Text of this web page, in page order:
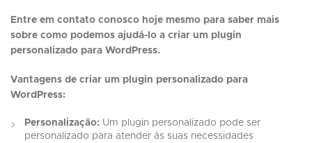
Entre em contato conosco hoje mesmo para saber mais
sobre como podemos ajudá-lo a criar um plugin
personalizado para WordPress.
Vantagens de criar um plugin personalizado para
WordPress:
Personalização: Um plugin personalizado pode ser
personalizado para atender às suas necessidades